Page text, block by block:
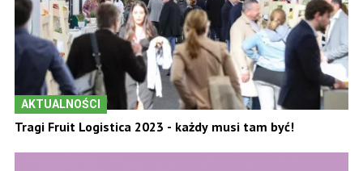
AKTUALNOŚCI
Tragi Fruit Logistica 2023 - każdy musi tam być!